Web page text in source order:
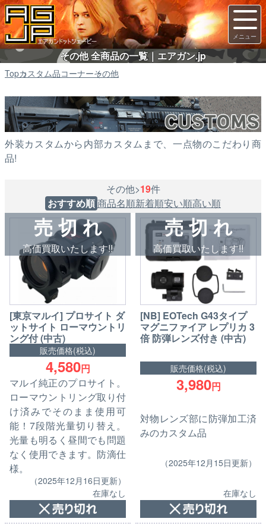
その他 全商品の一覧｜エアガン.jp
Topカスタム品コーナーその他
外装カスタムから内部カスタムまで、一点物のこだわり商
品!
その他>19件
おすすめ順商品名順新着順安い順高い順
売 切 れ
高価買取いたします!!
[東京マルイ] プロサイト ダ
ットサイト ローマウントリ
ング付 (中古)
販売価格(税込)
4,580円
マルイ純正のプロサイト。
ローマウントリング取り付
け済みでそのまま使用可
能！7段階光量切り替え。
光量も明るく昼間でも問題
なく使用できます。防滴仕
様。
（2025年12月16日更新）
在庫なし
売 切 れ
高価買取いたします!!
[NB] EOTech G43タイプ
マグニファイア レプリカ 3
倍 防弾レンズ付き (中古)
販売価格(税込)
3,980円
対物レンズ部に防弾加工済
みのカスタム品
（2025年12月15日更新）
在庫なし